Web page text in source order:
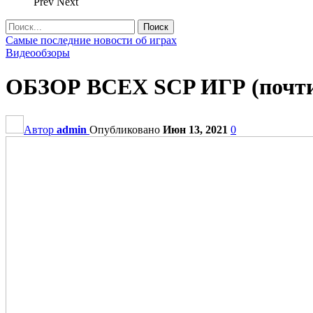
Самые последние новости об играх
Видеообзоры
ОБЗОР ВСЕХ SCP ИГР
Автор admin Опубликовано Июн 13, 2021 0